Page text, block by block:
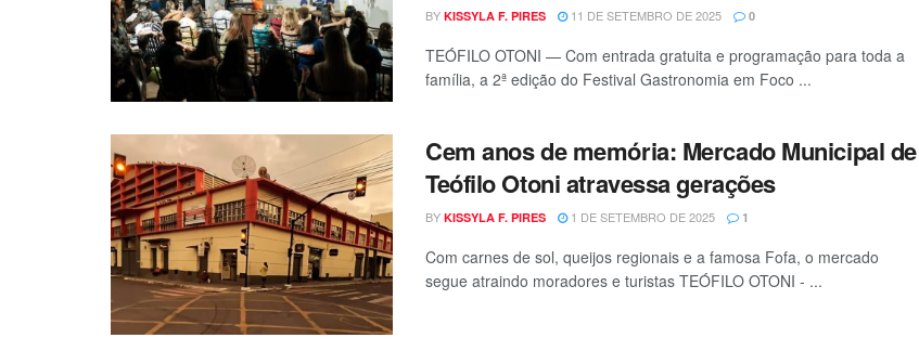
BY KISSYLA F. PIRES 11 DE SETEMBRO DE 2025 0
TEÓFILO OTONI — Com entrada gratuita e programação para toda a
família, a 2ª edição do Festival Gastronomia em Foco ...
Cem anos de memória: Mercado Municipal de
Teófilo Otoni atravessa gerações
BY KISSYLA F. PIRES 1 DE SETEMBRO DE 2025 1
Com carnes de sol, queijos regionais e a famosa Fofa, o mercado
segue atraindo moradores e turistas TEÓFILO OTONI - ...